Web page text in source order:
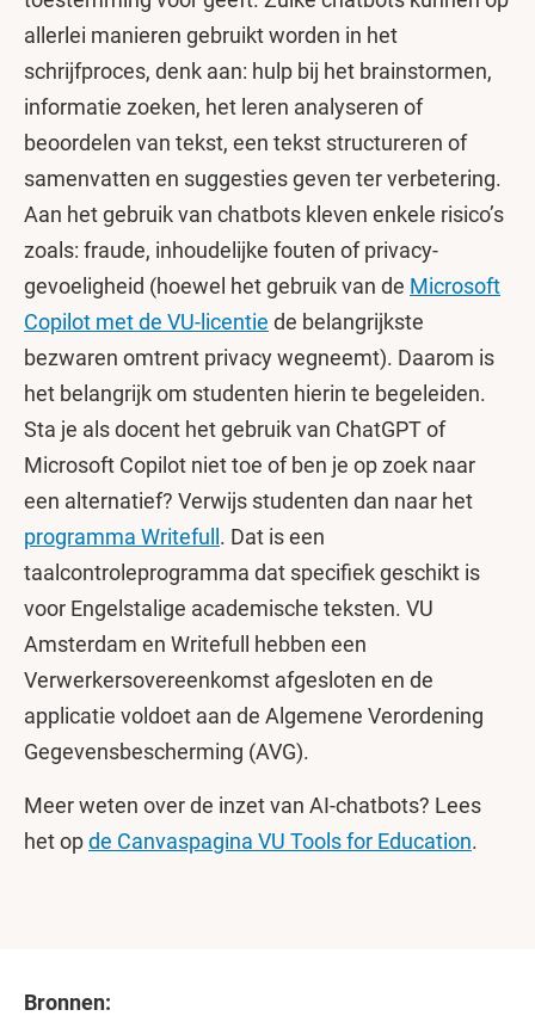
allerlei manieren gebruikt worden in het
schrijfproces, denk aan: hulp bij het brainstormen,
informatie zoeken, het leren analyseren of
beoordelen van tekst, een tekst structureren of
samenvatten en suggesties geven ter verbetering.
Aan het gebruik van chatbots kleven enkele risico’s
zoals: fraude, inhoudelijke fouten of privacy-
gevoeligheid (hoewel het gebruik van de Microsoft
Copilot met de VU-licentie de belangrijkste
bezwaren omtrent privacy wegneemt). Daarom is
het belangrijk om studenten hierin te begeleiden.
Sta je als docent het gebruik van ChatGPT of
Microsoft Copilot niet toe of ben je op zoek naar
een alternatief? Verwijs studenten dan naar het
programma Writefull . Dat is een
taalcontroleprogramma dat specifiek geschikt is
voor Engelstalige academische teksten. VU
Amsterdam en Writefull hebben een
Verwerkersovereenkomst afgesloten en de
applicatie voldoet aan de Algemene Verordening
Gegevensbescherming (AVG).
Meer weten over de inzet van AI-chatbots? Lees
het opde Canvaspagina VU Tools for Education.
Bronnen: